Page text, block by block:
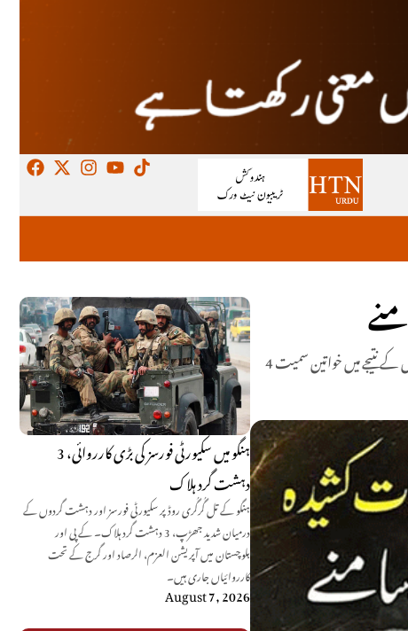
ہنگو میں سکیورٹی فورسز کی بڑی کارروائی، 3
دہشت گرد ہلاک
ہنگو کے تل گُرگُری روڈ پر سکیورٹی فورسز اور دہشت گردوں کے
درمیان شدید جھڑپ، 3 دہشت گرد ہلاک۔ کے پی اور
بلوچستان میں آپریشن العزم، الرصاد اور گرج کے تحت
کارروائیاں جاری ہیں۔
August 7, 2026
بھارتی ریاست منی پور کے ضلع اوکھرول میں نئی فوجی چوکی کے قیام کے خلاف احتجاج کرنے والے شہریوں پر آسام رائفلز نے لاٹھی چارج اور فائرنگ کر دی، جس کے نتیجے میں خواتین سمیت 4